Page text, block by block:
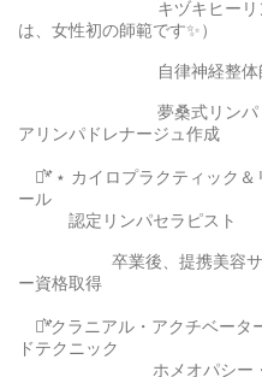
キヅキヒーリング師
は、女性初の師範です✨）
自律神経整体
夢桑式リンパドレナ
アリンパドレナージュ作成
⋆͛*͛ ⋆ カイロプラクティック＆
ール
認定リンパセラピスト
卒業後、提携美容サロン
ー資格取得
⋆͛*͛クラニアル・アクチベータ
ドテクニック
ホメオパシー・ヘッ